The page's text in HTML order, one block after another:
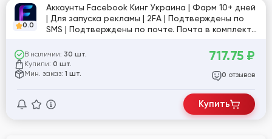
0.0
Аккаунты Facebook Кинг Украина | Фарм 10+ дней
| Для запуска рекламы | 2FA | Подтверждены по
SMS | Подтверждены по почте. Почта в комплекте
друзьями | Рег. UA IP
В наличии: 30 шт.
Купили: 0 шт.
Мин. заказ: 1 шт.
717.75 ₽
0 отзывов
Купить